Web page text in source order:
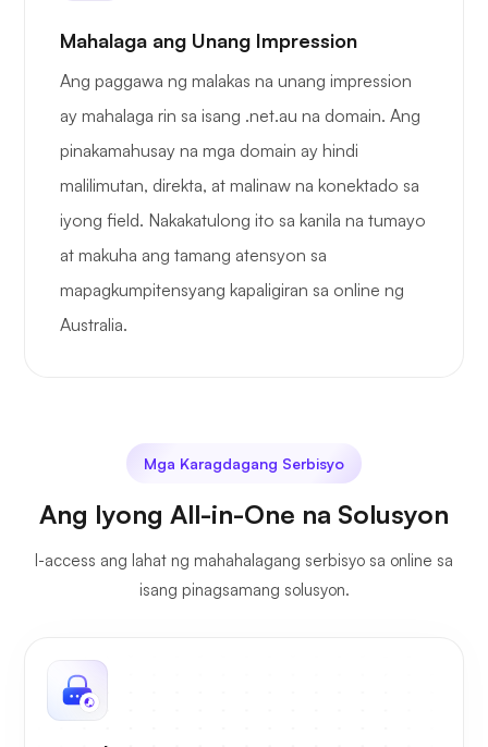
Mahalaga ang Unang Impression
Ang paggawa ng malakas na unang impression
ay mahalaga rin sa isang .net.au na domain. Ang
pinakamahusay na mga domain ay hindi
malilimutan, direkta, at malinaw na konektado sa
iyong field. Nakakatulong ito sa kanila na tumayo
at makuha ang tamang atensyon sa
mapagkumpitensyang kapaligiran sa online ng
Australia.
Mga Karagdagang Serbisyo
Ang Iyong All-in-One na Solusyon
I-access ang lahat ng mahahalagang serbisyo sa online sa
isang pinagsamang solusyon.